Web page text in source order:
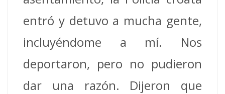
entró y detuvo a mucha gente,
incluyéndome a mí. Nos
deportaron, pero no pudieron
dar una razón. Dijeron que